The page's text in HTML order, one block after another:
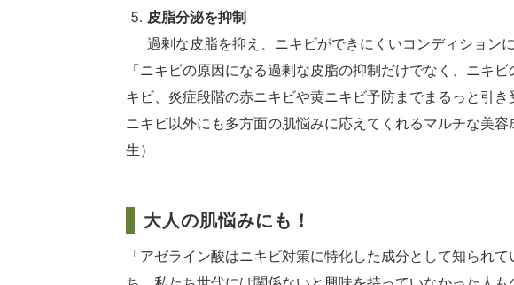
皮脂分泌を抑制
過剰な皮脂を抑え、ニキビができにくいコンディション
「ニキビの原因になる過剰な皮脂の抑制だけでなく、ニキ
キビ、炎症段階の赤ニキビや黄ニキビ予防までまるっと引き
ニキビ以外にも多方面の肌悩みに応えてくれるマルチな美
生）
大人の肌悩みにも！
「アゼライン酸はニキビ対策に特化した成分として知られ